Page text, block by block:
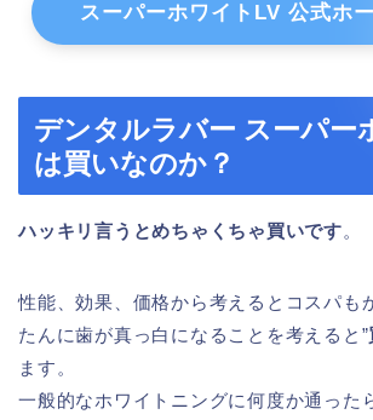
スーパーホワイトLV 公式ホ
デンタルラバー スーパー
は買いなのか？
ハッキリ言うとめちゃくちゃ買いです。
性能、効果、価格から考えるとコスパも
たんに歯が真っ白になることを考えると”
ます。
一般的なホワイトニングに何度か通った